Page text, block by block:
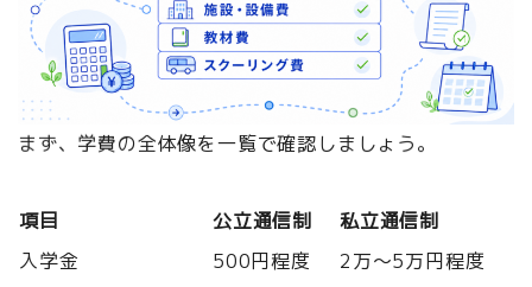
まず、学費の全体像を一覧で確認しましょう。
項目 公立通信制
私立通信制
入学金
500円程度
2万〜5万円程度